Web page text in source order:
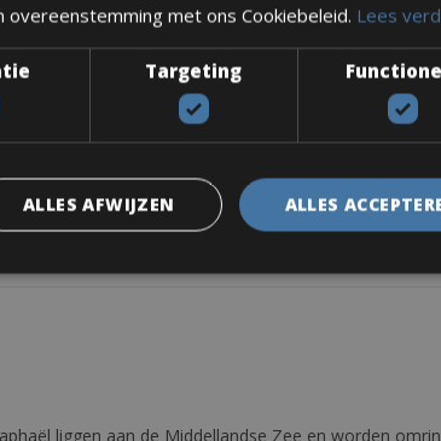
liggen aan de Middellandse Zee en worden
met ons Cookiebeleid. Lees
Targeting
ALLES
ALLES AFWIJZEN